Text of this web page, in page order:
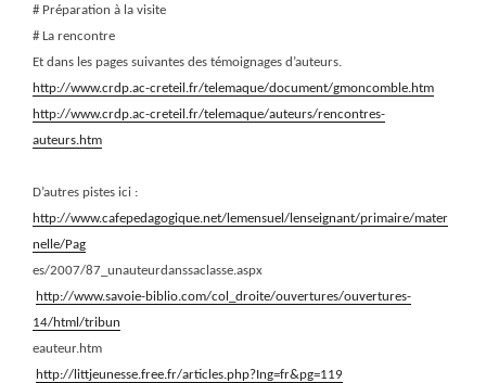
# Préparation à la visite
# La rencontre
Et dans les pages suivantes des témoignages d’auteurs.
http://www.crdp.ac-creteil.fr/telemaque/document/gmoncomble.htm
http://www.crdp.ac-creteil.fr/telemaque/auteurs/rencontres-
auteurs.htm
D’autres pistes ici :
http://www.cafepedagogique.net/lemensuel/lenseignant/primaire/mater
nelle/Pag
es/2007/87_unauteurdanssaclasse.aspx
http://www.savoie-biblio.com/col_droite/ouvertures/ouvertures-
14/html/tribun
eauteur.htm
http://littjeunesse.free.fr/articles.php?Ing=fr&pg=119